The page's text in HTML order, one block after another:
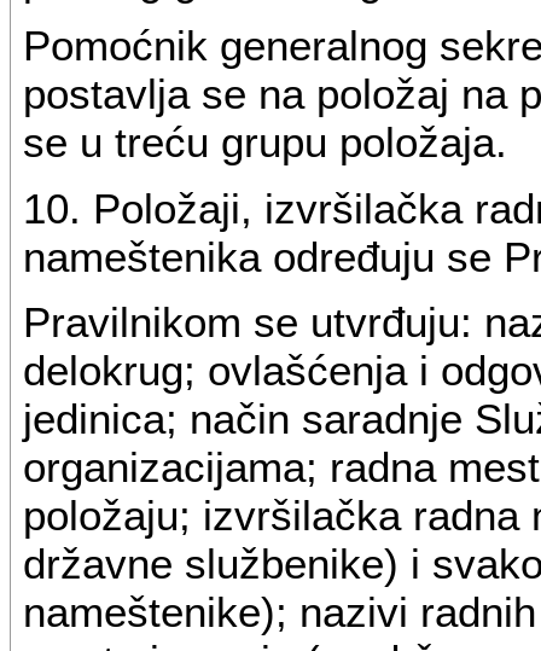
Pomoćnik generalnog
postavlja se na položaj na
se u treću grupu položaja.
10. Položaji, izvršilačka
nameštenika određuju se
Pravilnikom se utvrđuju:
delokrug; ovlašćenja i
jedinica; način saradnje
organizacijama; radna
položaju; izvršilačka radna
državne službenike) i
nameštenike); nazivi